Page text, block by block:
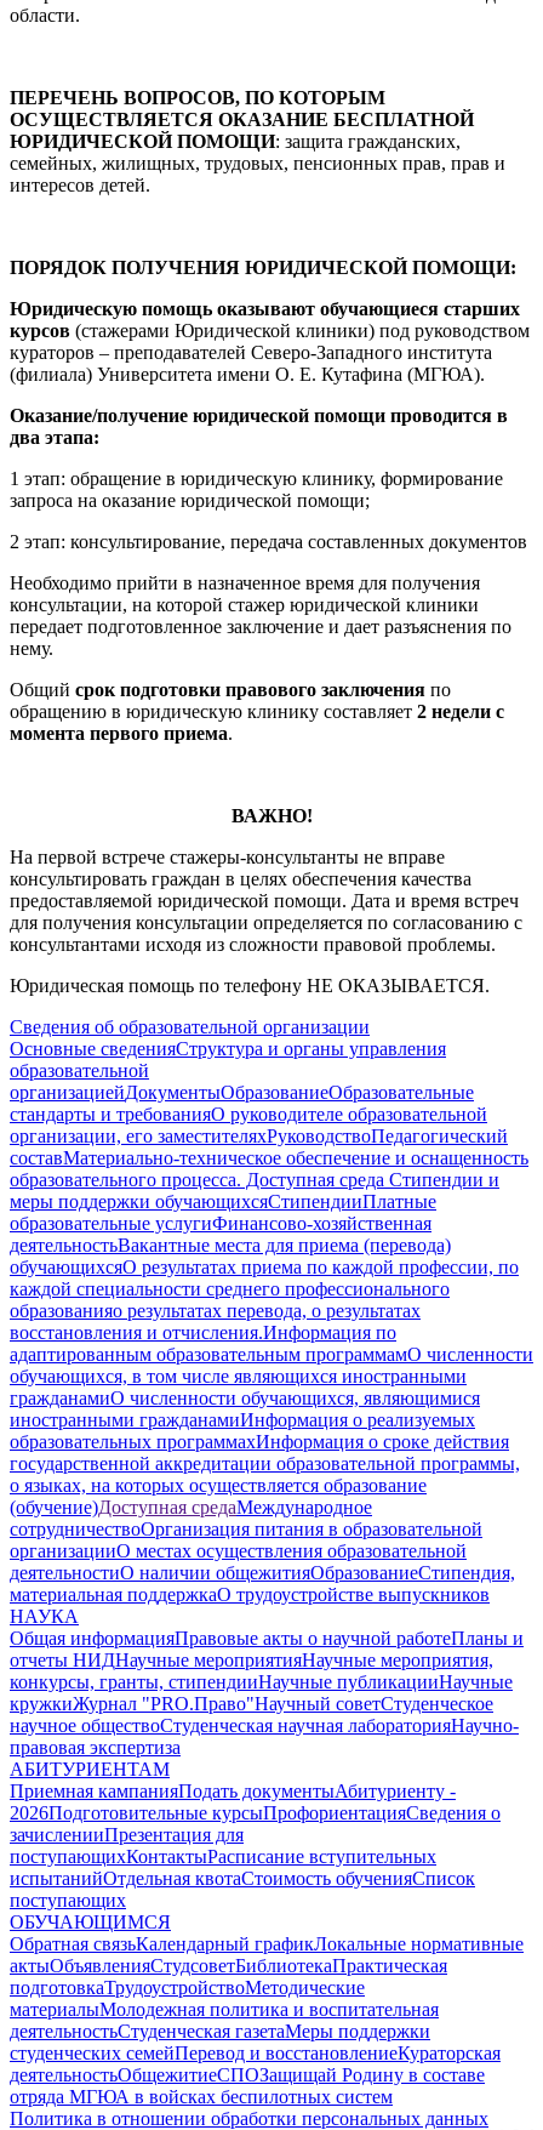
области.
ПЕРЕЧЕНЬ ВОПРОСОВ, ПО КОТОРЫМ
ОСУЩЕСТВЛЯЕТСЯ ОКАЗАНИЕ БЕСПЛАТНОЙ
ЮРИДИЧЕСКОЙ ПОМОЩИ: защита гражданских,
семейных, жилищных, трудовых, пенсионных прав, прав и
интересов детей.
ПОРЯДОК ПОЛУЧЕНИЯ ЮРИДИЧЕСКОЙ ПОМОЩИ:
Юридическую помощь оказывают обучающиеся старших
курсов (стажерами Юридической клиники) под руководством
кураторов – преподавателей Северо-Западного института
(филиала) Университета имени О. Е. Кутафина (МГЮА).
Оказание/получение юридической помощи проводится в
два этапа:
1 этап: обращение в юридическую клинику, формирование
запроса на оказание юридической помощи;
2 этап: консультирование, передача составленных документов
Необходимо прийти в назначенное время для получения
консультации, на которой стажер юридической клиники
передает подготовленное заключение и дает разъяснения по
нему.
Общий срок подготовки правового заключения по
обращению в юридическую клинику составляет 2 недели с
момента первого приема.
ВАЖНО!
На первой встрече стажеры-консультанты не вправе
консультировать граждан в целях обеспечения качества
предоставляемой юридической помощи. Дата и время встреч
для получения консультации определяется по согласованию с
консультантами исходя из сложности правовой проблемы.
Юридическая помощь по телефону НЕ ОКАЗЫВАЕТСЯ.
Сведения об образовательной организации
Основные сведенияСтруктура и органы управления
образовательной
организациейДокументыОбразованиеОбразовательные
стандарты и требованияО руководителе образовательной
организации, его заместителяхРуководствоПедагогический
составМатериально-техническое обеспечение и оснащенность
образовательного процесса. Доступная среда Стипендии и
меры поддержки обучающихсяСтипендииПлатные
образовательные услугиФинансово-хозяйственная
деятельностьВакантные места для приема (перевода)
обучающихсяО результатах приема по каждой профессии, по
каждой специальности среднего профессионального
образованияо результатах перевода, о результатах
восстановления и отчисления.Информация по
адаптированным образовательным программамО численности
обучающихся, в том числе являющихся иностранными
гражданамиО численности обучающихся, являющимися
иностранными гражданамиИнформация о реализуемых
образовательных программахИнформация о сроке действия
государственной аккредитации образовательной программы,
о языках, на которых осуществляется образование
(обучение)Доступная средаМеждународное
сотрудничествоОрганизация питания в образовательной
организацииО местах осуществления образовательной
деятельностиО наличии общежитияОбразованиеСтипендия,
материальная поддержкаО трудоустройстве выпускников
НАУКА
Общая информацияПравовые акты о научной работеПланы и
отчеты НИДНаучные мероприятияНаучные мероприятия,
конкурсы, гранты, стипендииНаучные публикацииНаучные
кружкиЖурнал "PRO.Право"Научный советСтуденческое
научное обществоСтуденческая научная лабораторияНаучно-
правовая экспертиза
АБИТУРИЕНТАМ
Приемная кампанияПодать документыАбитуриенту -
2026Подготовительные курсыПрофориентацияСведения о
зачисленииПрезентация для
поступающихКонтактыРасписание вступительных
испытанийОтдельная квотаСтоимость обученияCписок
поступающих
ОБУЧАЮЩИМСЯ
Обратная связьКалендарный графикЛокальные нормативные
актыОбъявленияСтудсоветБиблиотекаПрактическая
подготовкаТрудоустройствоМетодические
материалыМолодежная политика и воспитательная
деятельностьСтуденческая газетаМеры поддержки
студенческих семейПеревод и восстановлениеКураторская
деятельностьОбщежитиеСПОЗащищай Родину в составе
отряда МГЮА в войсках беспилотных систем
Политика в отношении обработки персональных данных